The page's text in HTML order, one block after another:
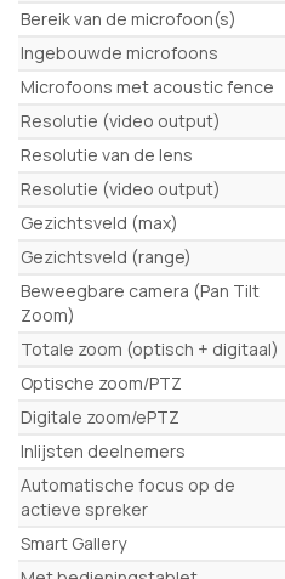
Bereik van de microfoon(s)
Ingebouwde microfoons
Microfoons met acoustic fence
Resolutie (video output)
Resolutie van de lens
Resolutie (video output)
Gezichtsveld (max)
Gezichtsveld (range)
Beweegbare camera (Pan Tilt
Zoom)
Totale zoom (optisch + digitaal)
Optische zoom/PTZ
Digitale zoom/ePTZ
Inlijsten deelnemers
Automatische focus op de
actieve spreker
Smart Gallery